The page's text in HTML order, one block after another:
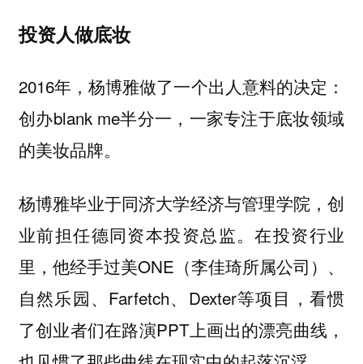
投资人做底妆
2016年，杨博雅做了一个出人意料的决定：
创办blank me半分一，一家专注于底妆领域
的美妆品牌。
杨博雅毕业于同济大学经济与管理学院，创
业前担任德同资本投资总监。在投资行业
里，他经手过美ONE（李佳琦所属公司）、
自然乐园、Farfetch、Dexter等项目，看惯
了创业者们在路演PPT上画出的漂亮曲线，